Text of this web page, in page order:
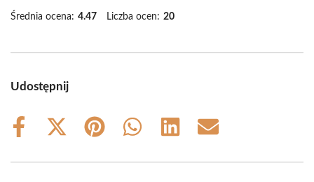
Średnia ocena: 4.47 Liczba ocen: 20
Udostępnij
Share
Share
(Twitter)
Share
Share
Share
Share